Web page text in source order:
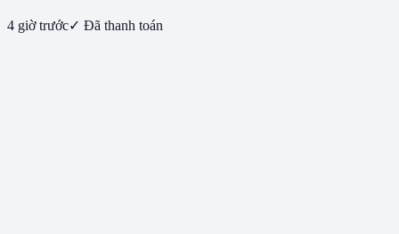
4 giờ trước✓ Đã thanh toán